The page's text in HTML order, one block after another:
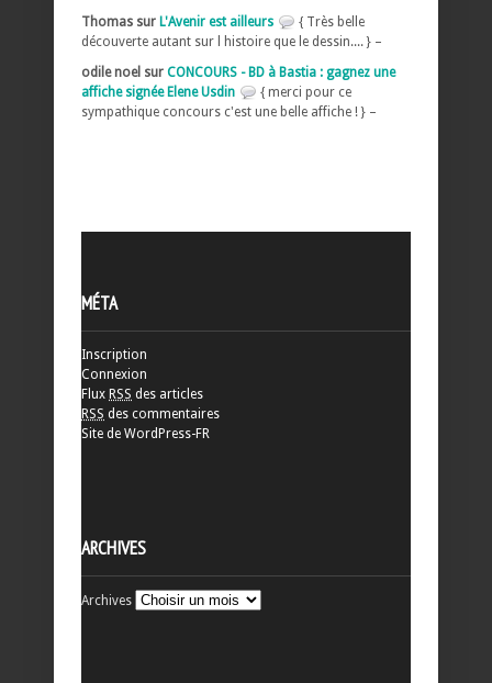
Thomas sur L'Avenir est ailleurs
{ Très belle
découverte autant sur l histoire que le dessin.... } –
odile noel sur CONCOURS - BD à Bastia : gagnez une
affiche signée Elene Usdin
{ merci pour ce
sympathique concours c'est une belle affiche ! } –
MÉTA
Inscription
Connexion
Flux RSS des articles
RSS des commentaires
Site de WordPress-FR
ARCHIVES
Archives